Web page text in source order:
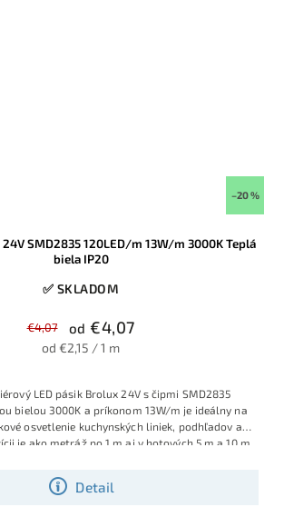
–20 %
SMD2835 120LED/m 13W/m 3000K Teplá
biela IP20
✅ SKLADOM
€4,07 od €4,07
od €2,15 / 1 m
Detail
LED pásik Brolux 24V s čipmi SMD2835
bielou 3000K a príkonom 13W/m je ideálny na
osvetlenie kuchynských liniek, podhľadov a
je ako metráž po 1 m aj v hotových 5 m a 10 m
zložitého spájania.